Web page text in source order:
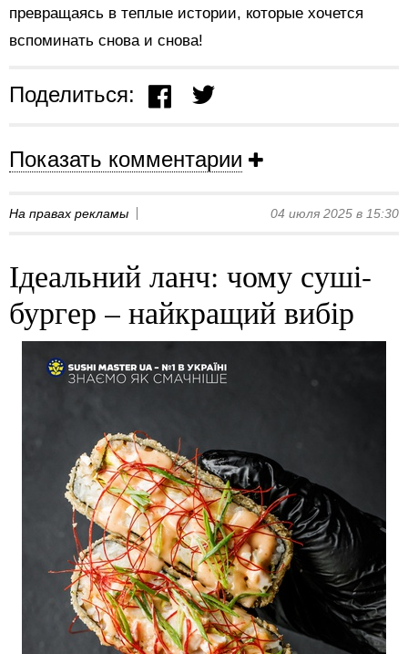
превращаясь в теплые истории, которые хочется
вспоминать снова и снова!
Поделиться:
Показать комментарии
На правах рекламы 04 июля 2025 в 15:30
Ідеальний ланч: чому суші-
бургер – найкращий вибір